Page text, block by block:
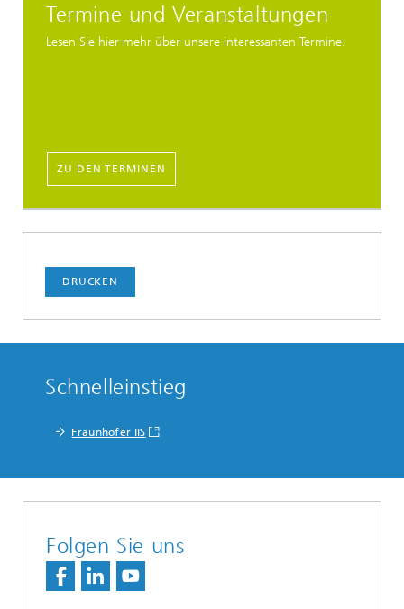
Termine und Veranstaltungen
Lesen Sie hier mehr über unsere interessanten Termine.
ZU DEN TERMINEN
DRUCKEN
Schnelleinstieg
Fraunhofer IIS
Folgen Sie uns